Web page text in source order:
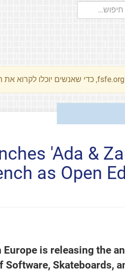
'Ada &
as Open
is releasing the
Software, Skateboards,